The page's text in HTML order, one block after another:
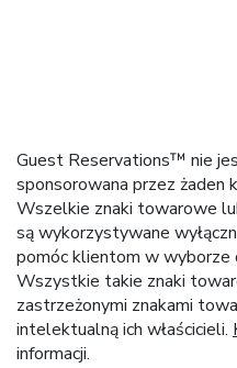
Guest Reservations™ nie
sponsorowana przez żaden
Wszelkie znaki towarowe
są wykorzystywane
pomóc klientom w wyborze
Wszystkie takie znaki
zastrzeżonymi znakami
intelektualną ich właścicieli.
informacji.